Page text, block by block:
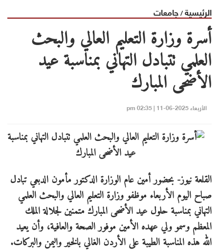
الرئيسية/جامعات
أسرة وزارة التعليم العالي والبحث
العلمي تتبادل التهاني بمناسبة عيد
الأضحى المبارك
الأربعاء 2025-06-11 | 02:35 pm
القلعة نيوز- بحضور أمين عام الوزارة الدكتور مأمون الدبعي تبادل
صباح اليوم الأربعاء موظفو وزارة التعليم العالي والبحث العلمي
التهاني بمناسبة حلول عيد الأضحى المبارك متمنين لجلالة الملك
المعظم وسمو ولي عهده الأمين موفور الصحة والعافية، وأن يعيد
الله هذه المناسبة الطيبة على الأردن الغالي بالخير واليمن والبركات.